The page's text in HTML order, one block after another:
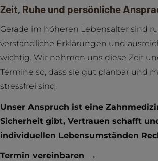
Zeit, Ruhe und persönliche
Gerade im höheren Lebensalter sind
verständliche Erklärungen und
wichtig. Wir nehmen uns diese Zeit
Termine so, dass sie gut planbar und
stressfrei sind.
Unser Anspruch ist eine
Sicherheit gibt, Vertrauen schafft
individuellen Lebensumständen
Termin vereinbaren